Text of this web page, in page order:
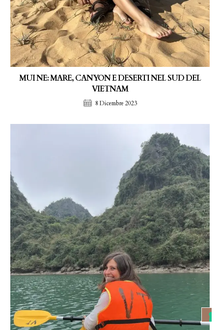
MUI NE: MARE, CANYON E DESERTI NEL SUD DEL
VIETNAM
8 Dicembre 2023